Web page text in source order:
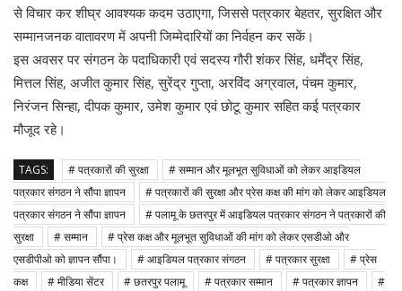
से विचार कर शीघ्र आवश्यक कदम उठाएगा, जिससे पत्रकार बेहतर, सुरक्षित और
सम्मानजनक वातावरण में अपनी जिम्मेदारियों का निर्वहन कर सकें।
इस अवसर पर संगठन के पदाधिकारी एवं सदस्य गौरी शंकर सिंह, धर्मेंद्र सिंह,
मित्तल सिंह, अजीत कुमार सिंह, सुरेंद्र गुप्ता, अरविंद अग्रवाल, पंचम कुमार,
निरंजन सिन्हा, दीपक कुमार, उमेश कुमार एवं छोटू कुमार सहित कई पत्रकार
मौजूद रहे।
TAGS: # पत्रकारों की सुरक्षा
# सम्मान और मूलभूत सुविधाओं को लेकर आइडियल
पत्रकार संगठन ने सौंपा ज्ञापन
# पत्रकारों की सुरक्षा और प्रेस कक्ष की मांग को लेकर आइडियल
पत्रकार संगठन ने सौंपा ज्ञापन
# पलामू के छतरपुर में आइडियल पत्रकार संगठन ने पत्रकारों की
सुरक्षा
# सम्मान
# प्रेस कक्ष और मूलभूत सुविधाओं की मांग को लेकर एसडीओ और
एसडीपीओ को ज्ञापन सौंपा।
# आइडियल पत्रकार संगठन # पत्रकार सुरक्षा
# प्रेस
कक्ष
# मीडिया सेंटर # छतरपुर पलामू # पत्रकार सम्मान # पत्रकार ज्ञापन
#